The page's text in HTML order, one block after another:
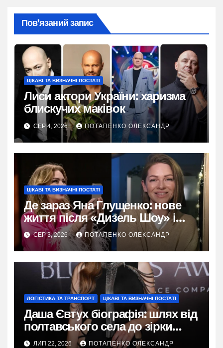
Пов’язаний запис
ЦІКАВІ ТА ВИЗНАЧНІ ПОСТАТІ
Лиси актори України: харизма
блискучих маківок
СЕР 4, 2026 ПОТАПЕНКО ОЛЕКСАНДР
ЦІКАВІ ТА ВИЗНАЧНІ ПОСТАТІ
Де зараз Яна Глущенко: нове
життя після «Дизель Шоу» і
розлучення
СЕР 3, 2026 ПОТАПЕНКО ОЛЕКСАНДР
ЛОГІСТИКА ТА ТРАНСПОРТ ЦІКАВІ ТА ВИЗНАЧНІ ПОСТАТІ
Даша Євтух біографія: шлях від
полтавського села до зірки
TikTok
ЛИП 22, 2026 ПОТАПЕНКО ОЛЕКСАНДР